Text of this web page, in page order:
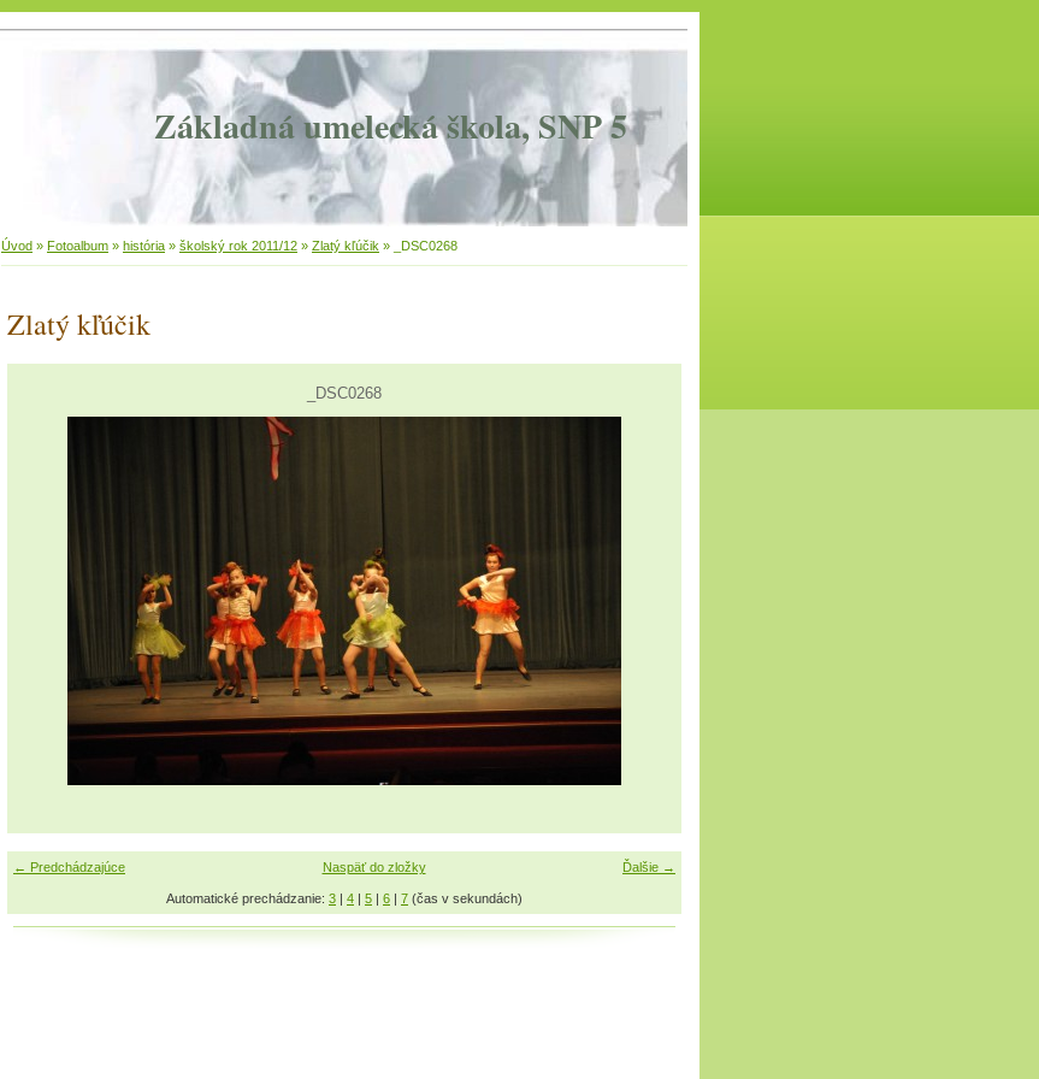
Základná umelecká škola, SNP 5
Úvod » Fotoalbum » história » školský rok 2011/12 » Zlatý kľúčik » _DSC0268
Zlatý kľúčik
_DSC0268
← Predchádzajúce Ďalšie →
Naspäť do zložky
Automatické prechádzanie: 3 | 4 | 5 | 6 | 7 (čas v sekundách)